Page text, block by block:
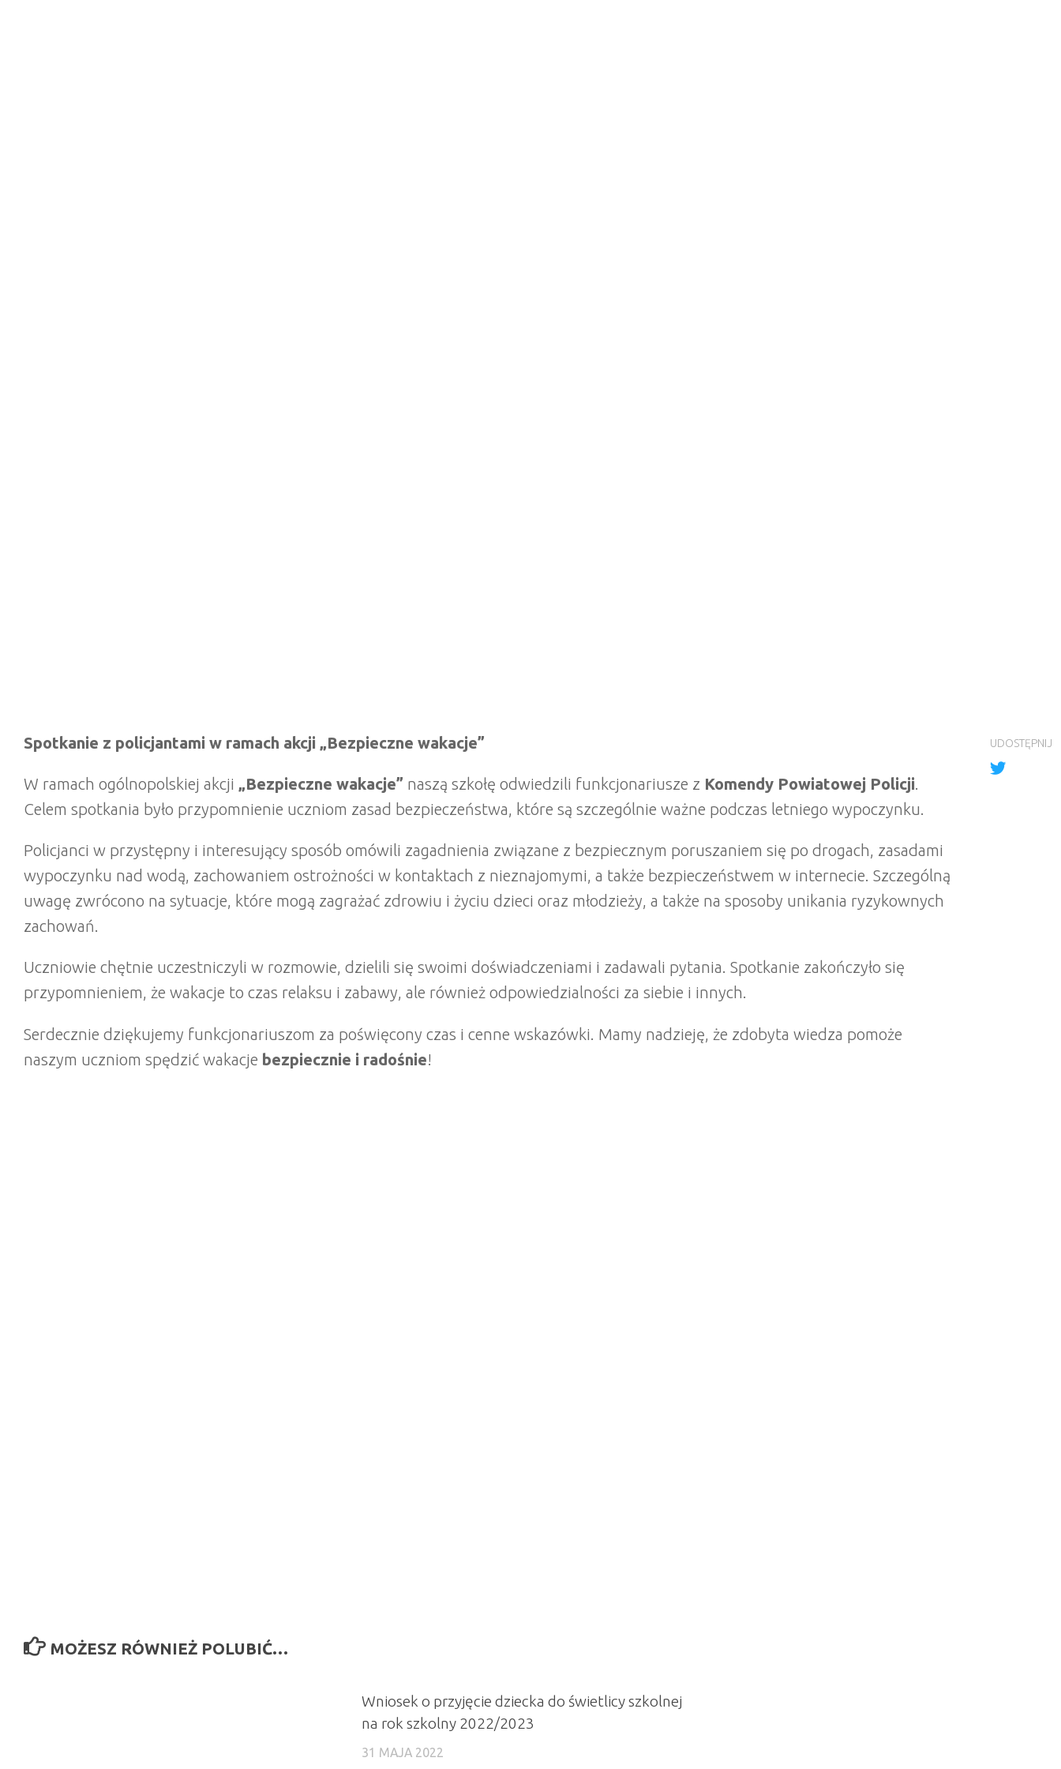
Spotkanie z policjantami w ramach akcji „Bezpieczne wakacje”
W ramach ogólnopolskiej akcji „Bezpieczne wakacje” naszą szkołę odwiedzili funkcjonariusze z Komendy Powiatowej Policji.
Celem spotkania było przypomnienie uczniom zasad bezpieczeństwa, które są szczególnie ważne podczas letniego wypoczynku.
Policjanci w przystępny i interesujący sposób omówili zagadnienia związane z bezpiecznym poruszaniem się po drogach, zasadami
wypoczynku nad wodą, zachowaniem ostrożności w kontaktach z nieznajomymi, a także bezpieczeństwem w internecie. Szczególną
uwagę zwrócono na sytuacje, które mogą zagrażać zdrowiu i życiu dzieci oraz młodzieży, a także na sposoby unikania ryzykownych
zachowań.
Uczniowie chętnie uczestniczyli w rozmowie, dzielili się swoimi doświadczeniami i zadawali pytania. Spotkanie zakończyło się
przypomnieniem, że wakacje to czas relaksu i zabawy, ale również odpowiedzialności za siebie i innych.
Serdecznie dziękujemy funkcjonariuszom za poświęcony czas i cenne wskazówki. Mamy nadzieję, że zdobyta wiedza pomoże
naszym uczniom spędzić wakacje bezpiecznie i radośnie!
UDOSTĘPNIJ
MOŻESZ RÓWNIEŻ POLUBIĆ…
Wniosek o przyjęcie dziecka do świetlicy szkolnej
na rok szkolny 2022/2023
31 MAJA 2022